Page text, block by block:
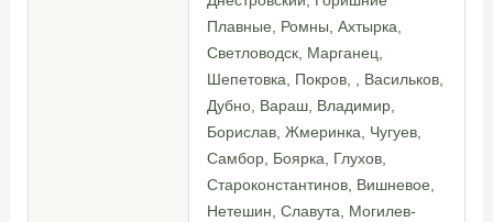
Плавные, Ромны, Ахтырка,
Светловодск, Марганец,
Шепетовка, Покров, , Васильков,
Дубно, Вараш, Владимир,
Борислав, Жмеринка, Чугуев,
Самбор, Боярка, Глухов,
Староконстантинов, Вишневое,
Нетешин, Славута, Могилев-